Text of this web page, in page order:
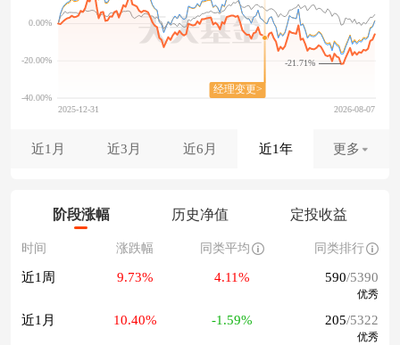
-21.71%
近1月 近3月 近6月 近1年 更多
阶段涨幅 历史净值 定投收益
时间 涨跌幅 同类平均 同类排行
近1周 9.73% 4.11% 590/5390
优秀
近1月 10.40% -1.59% 205/5322
优秀